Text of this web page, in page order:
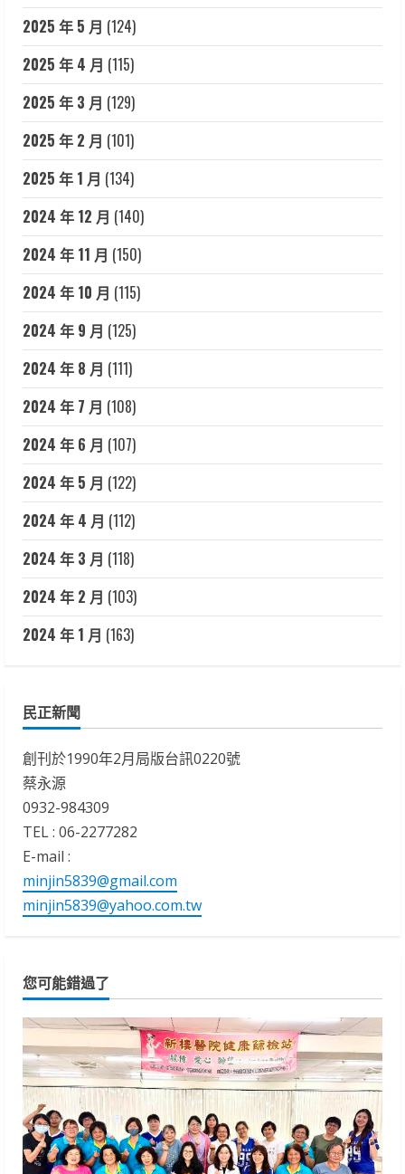
2025 年 5 月 (124)
2025 年 4 月 (115)
2025 年 3 月 (129)
2025 年 2 月 (101)
2025 年 1 月 (134)
2024 年 12 月 (140)
2024 年 11 月 (150)
2024 年 10 月 (115)
2024 年 9 月 (125)
2024 年 8 月 (111)
2024 年 7 月 (108)
2024 年 6 月 (107)
2024 年 5 月 (122)
2024 年 4 月 (112)
2024 年 3 月 (118)
2024 年 2 月 (103)
2024 年 1 月 (163)
民正新聞
創刊於1990年2月局版台訊0220號
蔡永源
0932-984309
TEL : 06-2277282
E-mail :
minjin5839@gmail.com
minjin5839@yahoo.com.tw
您可能錯過了